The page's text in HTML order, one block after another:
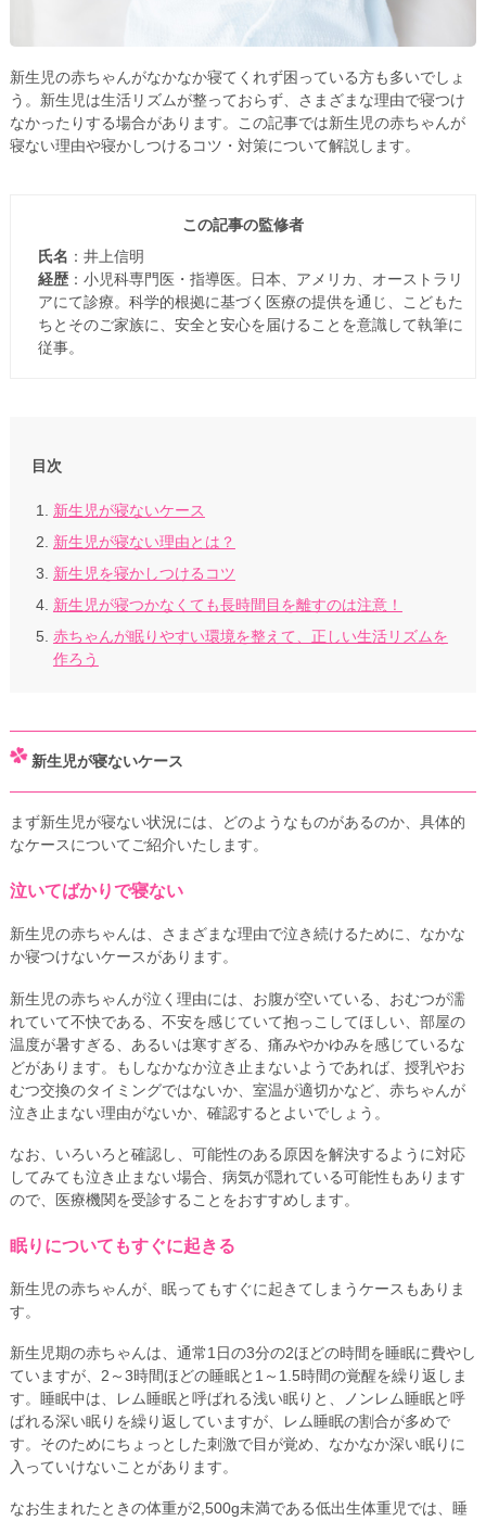
新生児の赤ちゃんがなかなか寝てくれず困っている方も多いでしょ
う。新生児は生活リズムが整っておらず、さまざまな理由で寝つけ
なかったりする場合があります。この記事では新生児の赤ちゃんが
寝ない理由や寝かしつけるコツ・対策について解説します。
この記事の監修者
氏名 ：井上信明
経歴 ：小児科専門医・指導医。日本、アメリカ、オーストラリ
アにて診療。科学的根拠に基づく医療の提供を通じ、こどもた
ちとそのご家族に、安全と安心を届けることを意識して執筆に
従事。
目次
新生児が寝ないケース
新生児が寝ない理由とは？
新生児を寝かしつけるコツ
新生児が寝つかなくても長時間目を離すのは注意！
赤ちゃんが眠りやすい環境を整えて、正しい生活リズムを
作ろう
新生児が寝ないケース
まず新生児が寝ない状況には、どのようなものがあるのか、具体的
なケースについてご紹介いたします。
泣いてばかりで寝ない
新生児の赤ちゃんは、さまざまな理由で泣き続けるために、なかな
か寝つけないケースがあります。
新生児の赤ちゃんが泣く理由には、お腹が空いている、おむつが濡
れていて不快である、不安を感じていて抱っこしてほしい、部屋の
温度が暑すぎる、あるいは寒すぎる、痛みやかゆみを感じているな
どがあります。もしなかなか泣き止まないようであれば、授乳やお
むつ交換のタイミングではないか、室温が適切かなど、赤ちゃんが
泣き止まない理由がないか、確認するとよいでしょう。
なお、いろいろと確認し、可能性のある原因を解決するように対応
してみても泣き止まない場合、病気が隠れている可能性もあります
ので、医療機関を受診することをおすすめします。
眠りについてもすぐに起きる
新生児の赤ちゃんが、眠ってもすぐに起きてしまうケースもありま
す。
新生児期の赤ちゃんは、通常1日の3分の2ほどの時間を睡眠に費やし
ていますが、2～3時間ほどの睡眠と1～1.5時間の覚醒を繰り返しま
す。睡眠中は、レム睡眠と呼ばれる浅い眠りと、ノンレム睡眠と呼
ばれる深い眠りを繰り返していますが、レム睡眠の割合が多めで
す。そのためにちょっとした刺激で目が覚め、なかなか深い眠りに
入っていけないことがあります。
なお生まれたときの体重が2,500g未満である低出生体重児では、睡